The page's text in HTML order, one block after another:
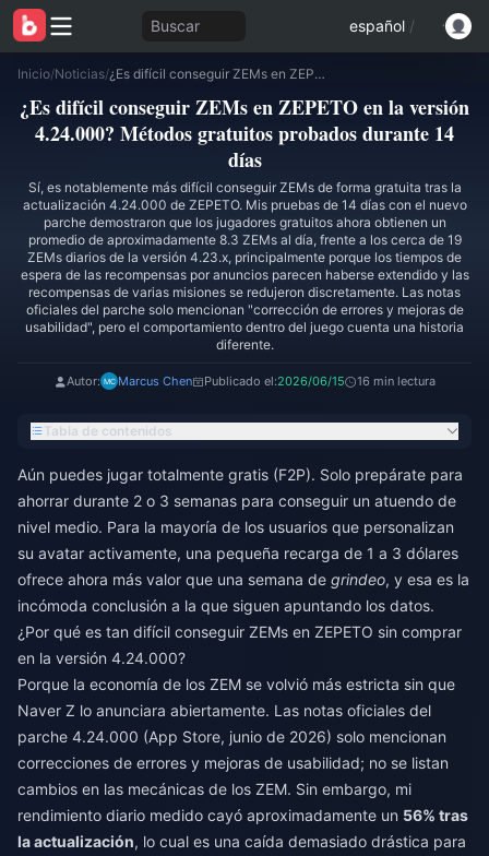
Buscar español /
Inicio/Noticias/ ¿Es difícil conseguir ZEMs en ZEPETO en la versión 4.24.000? Métodos gratuitos probados durante 14 días
¿Es difícil conseguir ZEMs en ZEPETO en la versión
4.24.000? Métodos gratuitos probados durante 14
días
Sí, es notablemente más difícil conseguir ZEMs de forma gratuita tras la
actualización 4.24.000 de ZEPETO. Mis pruebas de 14 días con el nuevo
parche demostraron que los jugadores gratuitos ahora obtienen un
promedio de aproximadamente 8.3 ZEMs al día, frente a los cerca de 19
ZEMs diarios de la versión 4.23.x, principalmente porque los tiempos de
espera de las recompensas por anuncios parecen haberse extendido y las
recompensas de varias misiones se redujeron discretamente. Las notas
oficiales del parche solo mencionan "corrección de errores y mejoras de
usabilidad", pero el comportamiento dentro del juego cuenta una historia
diferente.
Autor: Marcus Chen Publicado el:2026/06/15 16 min lectura
Tabla de contenidos
Aún puedes jugar totalmente gratis (F2P). Solo prepárate para
ahorrar durante 2 o 3 semanas para conseguir un atuendo de
nivel medio. Para la mayoría de los usuarios que personalizan
su avatar activamente, una pequeña recarga de 1 a 3 dólares
ofrece ahora más valor que una semana de grindeo, y esa es la
incómoda conclusión a la que siguen apuntando los datos.
¿Por qué es tan difícil conseguir ZEMs en ZEPETO sin comprar
en la versión 4.24.000?
Porque la economía de los ZEM se volvió más estricta sin que
Naver Z lo anunciara abiertamente. Las notas oficiales del
parche 4.24.000 (App Store, junio de 2026) solo mencionan
correcciones de errores y mejoras de usabilidad; no se listan
cambios en las mecánicas de los ZEM. Sin embargo, mi
rendimiento diario medido cayó aproximadamente un 56% tras
la actualización, lo cual es una caída demasiado drástica para